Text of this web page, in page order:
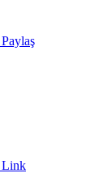
Paylaş
Link